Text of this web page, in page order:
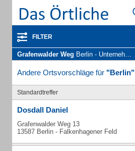
FILTER
Grafenwalder Weg Berlin - Unternehmen und Personen
Andere Ortsvorschläge für "Berlin"
Standardtreffer
Dosdall Daniel
Grafenwalder Weg 13
13587 Berlin - Falkenhagener Feld